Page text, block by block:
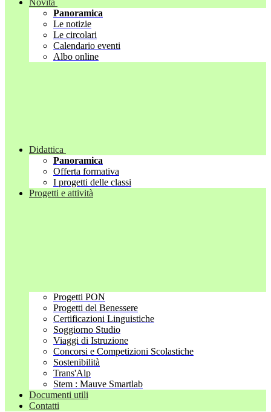
Novità
Panoramica
Le notizie
Le circolari
Calendario eventi
Albo online
Didattica
Panoramica
Offerta formativa
I progetti delle classi
Progetti e attività
Progetti PON
Progetti del Benessere
Certificazioni Linguistiche
Soggiorno Studio
Viaggi di Istruzione
Concorsi e Competizioni Scolastiche
Sostenibilità
Trans'Alp
Stem : Mauve Smartlab
Documenti utili
Contatti